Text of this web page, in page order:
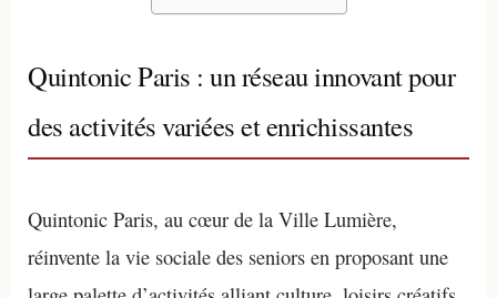
Quintonic Paris : un réseau innovant pour
des activités variées et enrichissantes
Quintonic Paris, au cœur de la Ville Lumière,
réinvente la vie sociale des seniors en proposant une